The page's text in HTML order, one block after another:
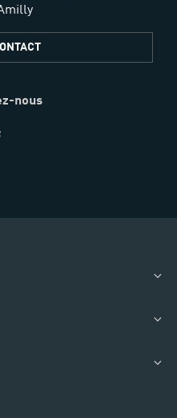
nous